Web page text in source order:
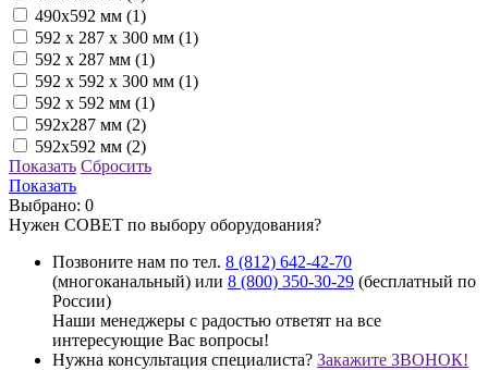
490x592 мм (1)
592 x 287 x 300 мм (1)
592 x 287 мм (1)
592 x 592 x 300 мм (1)
592 x 592 мм (1)
592x287 мм (2)
592x592 мм (2)
Показать Сбросить
Показать
Выбрано: 0
Нужен СОВЕТ по выбору оборудования?
Позвоните нам по тел. 8 (812) 642-42-70
(многоканальный) или 8 (800) 350-30-29 (бесплатный по
России)
Наши менеджеры с радостью ответят на все
интересующие Вас вопросы!
Нужна консультация специалиста? Закажите ЗВОНОК!